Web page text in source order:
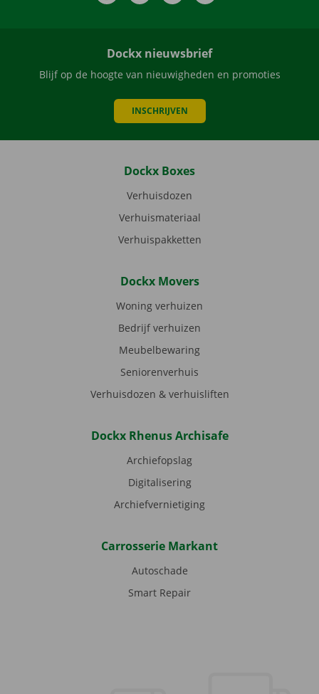
Dockx nieuwsbrief
Blijf op de hoogte van nieuwigheden en promoties
INSCHRIJVEN
Dockx Boxes
Verhuisdozen
Verhuismateriaal
Verhuispakketten
Dockx Movers
Woning verhuizen
Bedrijf verhuizen
Meubelbewaring
Seniorenverhuis
Verhuisdozen & verhuisliften
Dockx Rhenus Archisafe
Archiefopslag
Digitalisering
Archiefvernietiging
Carrosserie Markant
Autoschade
Smart Repair